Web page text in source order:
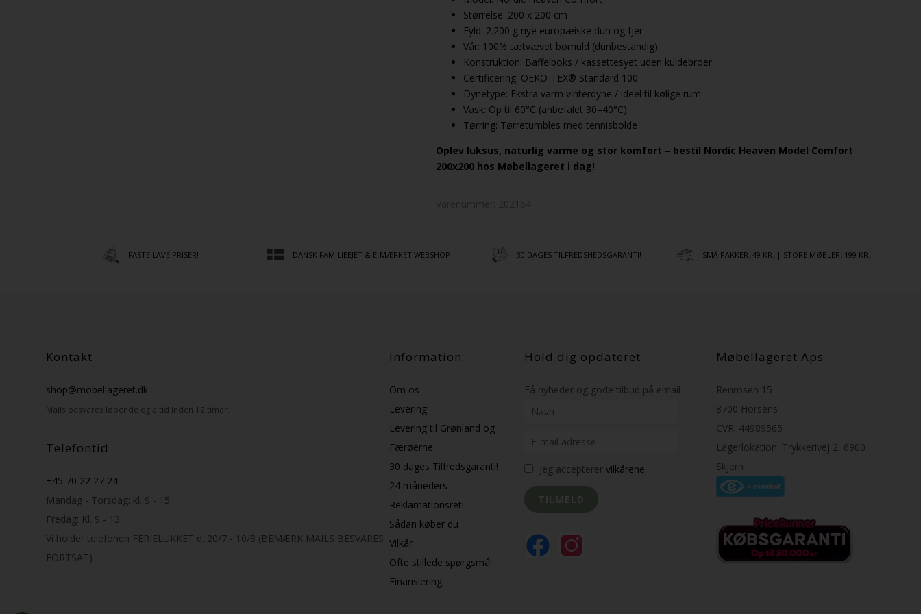
Størrelse: 200 x 200 cm
Fyld: 2.200 g nye europæiske dun og fjer
Vår: 100% tætvævet bomuld (dunbestandig)
Konstruktion: Baffelboks / kassettesyet uden kuldebroer
Certificering: OEKO-TEX® Standard 100
Dynetype: Ekstra varm vinterdyne / ideel til kølige rum
Vask: Op til 60°C (anbefalet 30–40°C)
Tørring: Tørretumbles med tennisbolde
Oplev luksus, naturlig varme og stor komfort – bestil Nordic Heaven Model Comfort
200x200 hos Møbellageret i dag!
FASTE LAVE PRISER! DANSK FAMILIEEJET & E-MÆRKET WEBSHOP 30 DAGES TILFREDSHEDSGARANTI! SMÅ PAKKER: 49 KR. | STORE MØBLER: 199 KR.
Kontakt
shop@mobellageret.dk
Mails besvares løbende og altid inden 12 timer.
Telefontid
+45 70 22 27 24
Mandag - Torsdag: kl. 9 - 15
Fredag: Kl. 9 - 13
Vi holder telefonen FERIELUKKET d. 20/7 - 10/8 (BEMÆRK MAILS BESVARES
FORTSAT)
Information
Om os
Levering
Levering til Grønland og
Færøerne
30 dages Tilfredsgaranti!
24 måneders
Reklamationsret!
Sådan køber du
Vilkår
Ofte stillede spørgsmål
Finansiering
Hold dig opdateret
Få nyheder og gode tilbud på email
Jeg accepterer vilkårene
Møbellageret Aps
Renrosen 15
8700 Horsens
CVR: 44989565
Lagerlokation: Trykkerivej 2, 6900
Skjern